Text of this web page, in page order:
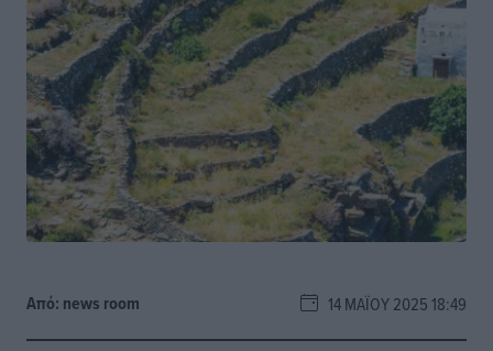
Από: news room 14 ΜΑΪ́ΟΥ 2025 18:49